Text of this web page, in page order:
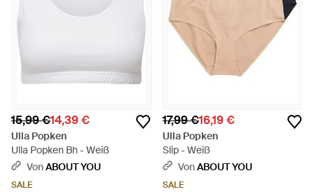
15,99 €14,39 €
Ulla Popken
Ulla Popken Bh - Weiß
VonABOUT YOU
SALE
17,99 €16,19 €
Ulla Popken
Slip - Weiß
VonABOUT YOU
SALE